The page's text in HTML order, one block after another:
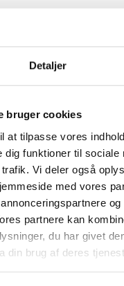
Detaljer
bruger cookies
at tilpasse vores
dig funktioner til sociale
Vi deler også
med vores
og
partnere kan
du har givet
din brug af deres
dette lille,
selv som en